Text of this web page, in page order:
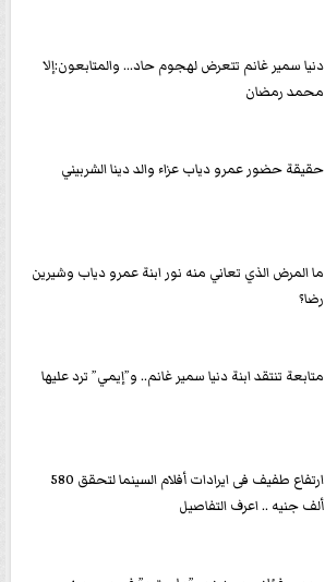
دنيا سمير غانم تتعرض لهجوم حاد... والمتابعون:إلا
محمد رمضان
حقيقة حضور عمرو دياب عزاء والد دينا الشربيني
ما المرض الذي تعاني منه نور ابنة عمرو دياب وشيرين
رضا؟
متابعة تنتقد ابنة دنيا سمير غانم.. و”إيمي” ترد عليها
ارتفاع طفيف فى ايرادات أفلام السينما لتحقق 580
ألف جنيه .. اعرف التفاصيل